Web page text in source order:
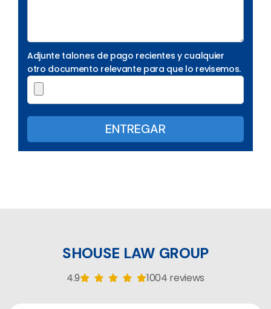
Adjunte talones de pago recientes y cualquier
otro documento relevante para que lo revisemos.
SHOUSE LAW GROUP
4.9 1004 reviews